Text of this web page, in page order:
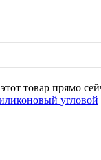
товар прямо
угловой